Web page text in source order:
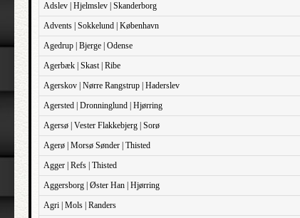
Adslev | Hjelmslev | Skanderborg
Advents | Sokkelund | København
Agedrup | Bjerge | Odense
Agerbæk | Skast | Ribe
Agerskov | Nørre Rangstrup | Haderslev
Agersted | Dronninglund | Hjørring
Agersø | Vester Flakkebjerg | Sorø
Agerø | Morsø Sønder | Thisted
Agger | Refs | Thisted
Aggersborg | Øster Han | Hjørring
Agri | Mols | Randers